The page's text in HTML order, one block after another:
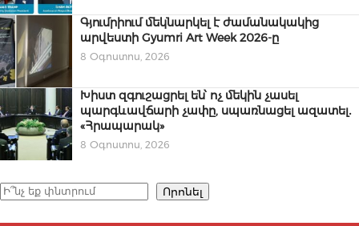
Գյումրիում մեկնարկել է ժամանակակից
արվեստի Gyumri Art Week 2026-ը
8 Օգոստոս, 2026
Խիստ զգուշացրել են՝ ոչ մեկին չասել
պարգևավճարի չափը, սպառնացել ազատել․
«Հրապարակ»
8 Օգոստոս, 2026
Որոնել Որոնել